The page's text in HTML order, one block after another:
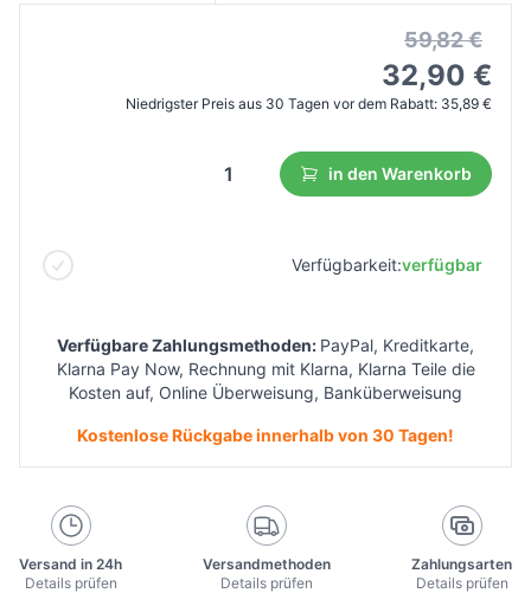
59,82 €
32,90 €
Niedrigster Preis aus 30 Tagen vor dem Rabatt: 35,89 €
in den Warenkorb
Verfügbarkeit:verfügbar
Verfügbare Zahlungsmethoden: PayPal, Kreditkarte,
Klarna Pay Now, Rechnung mit Klarna, Klarna Teile die
Kosten auf, Online Überweisung, Banküberweisung
Kostenlose Rückgabe innerhalb von 30 Tagen!
Versand in 24h
Details prüfen
Versandmethoden
Details prüfen
Zahlungsarten
Details prüfen